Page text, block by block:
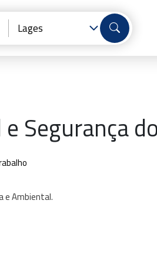
Segurança
eAmbiental.